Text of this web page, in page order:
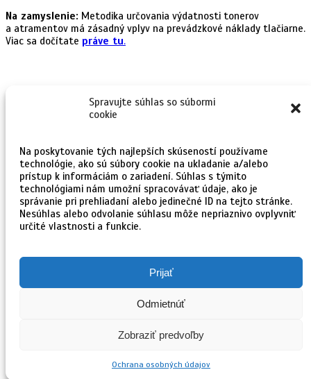
Spravujte súhlas so súbormi
cookie
Na poskytovanie tých najlepších skúseností používame
technológie, ako sú súbory cookie na ukladanie a/alebo
prístup k informáciám o zariadení. Súhlas s týmito
technológiami nám umožní spracovávať údaje, ako je
správanie pri prehliadaní alebo jedinečné ID na tejto stránke.
Nesúhlas alebo odvolanie súhlasu môže nepriaznivo ovplyvniť
určité vlastnosti a funkcie.
Prijať
Odmietnúť
Zobraziť predvoľby
Ochrana osobných údajov
Na zamyslenie: Metodika určovania výdatnosti tonerov
a atramentov má zásadný vplyv na prevádzkové náklady tlačiarne.
Viac sa dočítate práve tu.
Zaujali Vás naše myšlienky?
Farebné zariadenia
Čiernobiele zariadenia
EKO farebné kopírky
EKO čiernobiele kopírky
Zásady ochrany osobných údajov